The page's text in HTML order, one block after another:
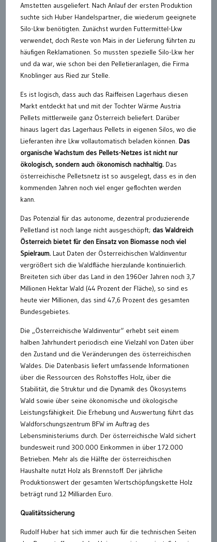
Amstetten ausgeliefert. Nach Anlauf der ersten Produktion
suchte sich Huber Handelspartner, die wiederum geeignete
Silo-Lkw benötigten. Zunächst wurden Futtermittel-Lkw
verwendet, doch Reste von Mais in der Lieferung führten zu
häufigen Reklamationen. So mussten spezielle Silo-Lkw her
und da war, wie schon bei den Pelletieranlagen, die Firma
Knoblinger aus Ried zur Stelle.
Es ist logisch, dass auch das Raiffeisen Lagerhaus diesen
Markt entdeckt hat und mit der Tochter Wärme Austria
Pellets mittlerweile ganz Österreich beliefert. Darüber
hinaus lagert das Lagerhaus Pellets in eigenen Silos, wo die
Lieferanten ihre Lkw vollautomatisch beladen können. Das
organische Wachstum des Pellets-Netzes ist nicht nur
ökologisch, sondern auch ökonomisch nachhaltig. Das
österreichische Pelletsnetz ist so ausgelegt, dass es in den
kommenden Jahren noch viel enger geflochten werden
kann.
Das Potenzial für das autonome, dezentral produzierende
Pelletland ist noch lange nicht ausgeschöpft; das Waldreich
Österreich bietet für den Einsatz von Biomasse noch viel
Spielraum. Laut Daten der Österreichischen Waldinventur
vergrößert sich die Waldfläche hierzulande kontinuierlich.
Breiteten sich über das Land in den 1960er Jahren noch 3,7
Millionen Hektar Wald (44 Prozent der Fläche), so sind es
heute vier Millionen, das sind 47,6 Prozent des gesamten
Bundesgebietes.
Die „Österreichische Waldinventur“ erhebt seit einem
halben Jahrhundert periodisch eine Vielzahl von Daten über
den Zustand und die Veränderungen des österreichischen
Waldes. Die Datenbasis liefert umfassende Informationen
über die Ressourcen des Rohstoffes Holz, über die
Stabilität, die Struktur und die Dynamik des Ökosystems
Wald sowie über seine ökonomische und ökologische
Leistungsfähigkeit. Die Erhebung und Auswertung führt das
Waldforschungszentrum BFW im Auftrag des
Lebensministeriums durch. Der österreichische Wald sichert
bundesweit rund 300.000 Einkommen in über 172.000
Betrieben. Mehr als die Hälfte der österreichischen
Haushalte nutzt Holz als Brennstoff. Der jährliche
Produktionswert der gesamten Wertschöpfungskette Holz
beträgt rund 12 Milliarden Euro.
Qualitätssicherung
Rudolf Huber hat sich immer auch für die technischen Seiten